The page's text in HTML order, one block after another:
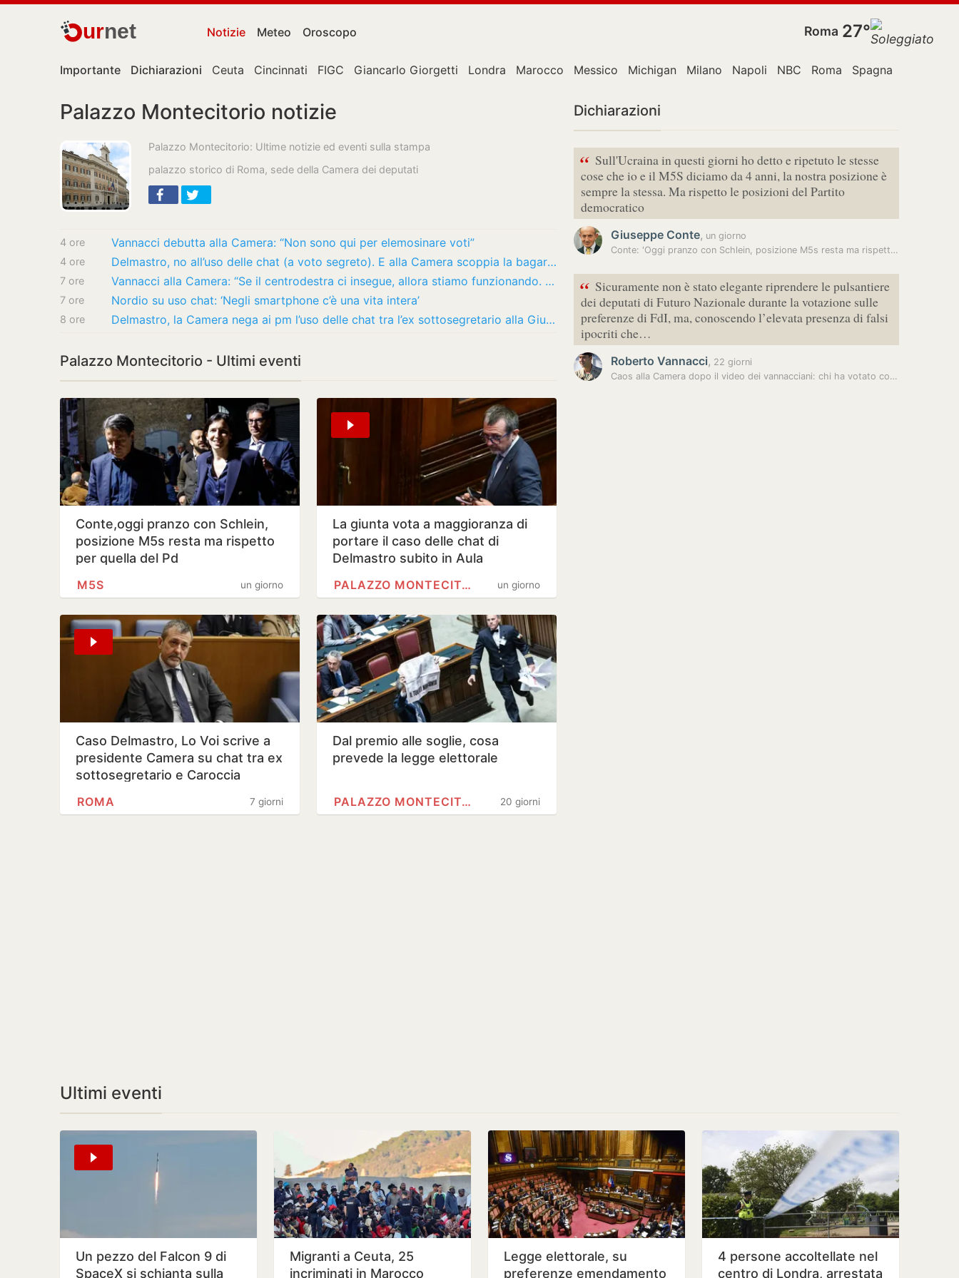
urnet Notizie Meteo Oroscopo Roma 27°
Importante Dichiarazioni Ceuta Cincinnati FIGC Giancarlo Giorgetti Londra Marocco Messico Michigan Milano Napoli NBC Roma Spagna
Palazzo Montecitorio notizie
Palazzo Montecitorio: Ultime notizie ed eventi sulla stampa
palazzo storico di Roma, sede della Camera dei deputati
4 ore Vannacci debutta alla Camera: “Non sono qui per elemosinare voti”
4 ore Delmastro, no all’uso delle chat (a voto segreto). E alla Camera scoppia la bagarre
7 ore Vannacci alla Camera: “Se il centrodestra ci insegue, allora stiamo funzionando. Grillo?…
7 ore Nordio su uso chat: ‘Negli smartphone c’è una vita intera’
8 ore Delmastro, la Camera nega ai pm l’uso delle chat tra l’ex sottosegretario alla Giustizia e…
Palazzo Montecitorio - Ultimi eventi
Conte,oggi pranzo con Schlein,
posizione M5s resta ma rispetto
per quella del Pd
un giorno
M5S
La giunta vota a maggioranza di
portare il caso delle chat di
Delmastro subito in Aula
un giorno
PALAZZO MONTECITORIO
Caso Delmastro, Lo Voi scrive a
presidente Camera su chat tra ex
sottosegretario e Caroccia
7 giorni
ROMA
Dal premio alle soglie, cosa
prevede la legge elettorale
20 giorni
PALAZZO MONTECITORIO
Dichiarazioni
“ Sull'Ucraina in questi giorni ho detto e ripetuto le stesse
cose che io e il M5S diciamo da 4 anni, la nostra posizione è
sempre la stessa. Ma rispetto le posizioni del Partito
democratico
Giuseppe Conte, un giorno
Conte: 'Oggi pranzo con Schlein, posizione M5s resta ma rispetto per…
“ Sicuramente non è stato elegante riprendere le pulsantiere
dei deputati di Futuro Nazionale durante la votazione sulle
preferenze di FdI, ma, conoscendo l’elevata presenza di falsi
ipocriti che…
Roberto Vannacci, 22 giorni
Caos alla Camera dopo il video dei vannacciani: chi ha votato contro…
Ultimi eventi
Un pezzo del Falcon 9 di
SpaceX si schianta sulla
Migranti a Ceuta, 25
incriminati in Marocco
Legge elettorale, su
preferenze emendamento
4 persone accoltellate nel
centro di Londra, arrestata